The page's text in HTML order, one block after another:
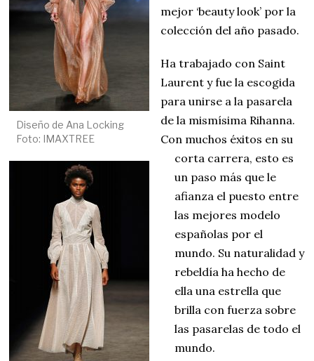
Diseño de Ana Locking
Foto: IMAXTREE
mejor ‘beauty look’ por la
colección del año pasado.
Ha trabajado con Saint
Laurent y fue la escogida
para unirse a la pasarela
de la mismísima Rihanna.
Con muchos éxitos en su
corta carrera, esto es
un paso más que le
afianza el puesto entre
las mejores modelo
españolas por el
mundo. Su naturalidad y
rebeldía ha hecho de
ella una estrella que
brilla con fuerza sobre
las pasarelas de todo el
mundo.